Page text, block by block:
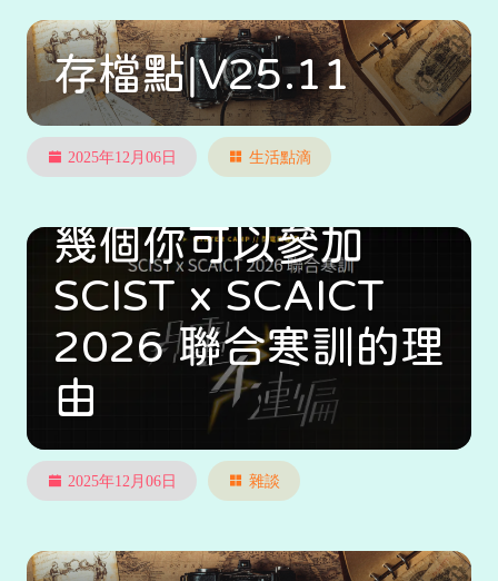
存檔點|V25.11
2025年12月06日 生活點滴
幾個你可以參加
SCIST x SCAICT
2026 聯合寒訓的理
由
2025年12月06日 雜談